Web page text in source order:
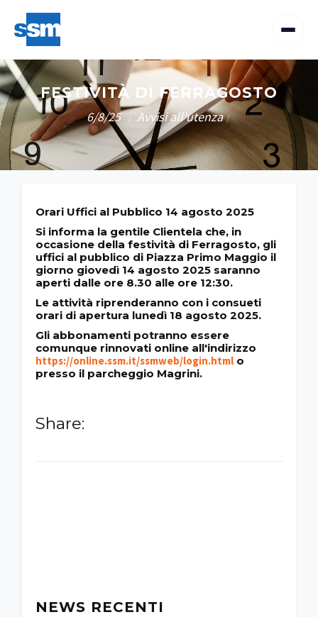
FESTIVITÀ DI FERRAGOSTO
6/8/25 / Avvisi all'utenza /
Orari Uffici al Pubblico 14 agosto 2025
Si informa la gentile Clientela che, in
occasione della festività di Ferragosto, gli
uffici al pubblico di Piazza Primo Maggio il
giorno giovedì 14 agosto 2025 saranno
aperti dalle ore 8.30 alle ore 12:30.
Le attività riprenderanno con i consueti
orari di apertura lunedì 18 agosto 2025.
Gli abbonamenti potranno essere
comunque rinnovati online all'indirizzo
https://online.ssm.it/ssmweb/login.html o
presso il parcheggio Magrini.
Share:
NEWS RECENTI